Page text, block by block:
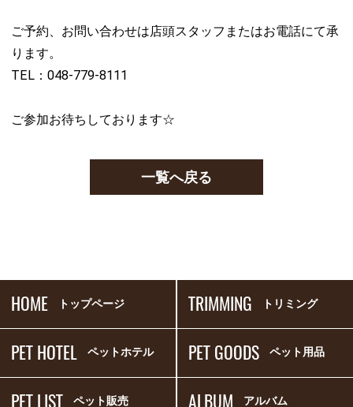
ご予約、お問い合わせは店頭スタッフまたはお電話にて承
ります。
TEL：048-779-8111
ご参加お待ちしております☆
一覧へ戻る
HOME トップページ TRIMMING トリミング
PET HOTEL ペットホテル PET GOODS ペット用品
PET LIST ペット販売 ALBUM アルバム